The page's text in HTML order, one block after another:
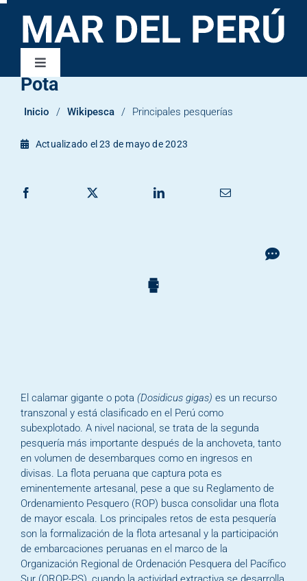
Saltar
contenido
Toggle
Navigation
Publicaciones
Contacto
Pota
Inicio / Wikipesca / Principales pesquerías
Actualizado el 23 de mayo de 2023
El calamar gigante o pota (Dosidicus gigas) es un recurso
transzonal y está clasificado en el Perú como
subexplotado. A nivel nacional, se trata de la segunda
pesquería más importante después de la anchoveta, tanto
en volumen de desembarques como en ingresos en
divisas. La flota peruana que captura pota es
eminentemente artesanal, pese a que su Reglamento de
Ordenamiento Pesquero (ROP) busca consolidar una flota
de mayor escala. Los principales retos de esta pesquería
son la formalización de la flota artesanal y la participación
de embarcaciones peruanas en el marco de la
Organización Regional de Ordenación Pesquera del Pacífico